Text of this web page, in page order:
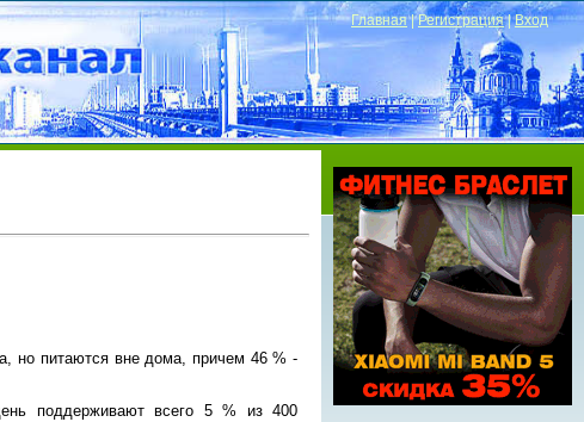
Главная|Регистрация|Вход
но питаются вне дома, причем 46 % -
поддерживают всего 5 % из 400